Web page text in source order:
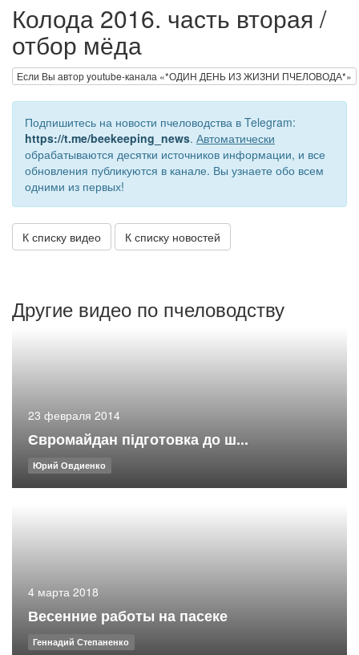
Колода 2016. часть вторая /
отбор мёда
Если Вы автор youtube-канала «*ОДИН ДЕНЬ ИЗ ЖИЗНИ ПЧЕЛОВОДА*»
Подпишитесь на новости пчеловодства в Telegram:
https://t.me/beekeeping_news. Автоматически
обрабатываются десятки источников информации, и все
обновления публикуются в канале. Вы узнаете обо всем
одними из первых!
К списку видео К списку новостей
Другие видео по пчеловодству
23 февраля 2014
Євромайдан підготовка до ш...
Юрий Овдиенко
4 марта 2018
Весенние работы на пасеке
Геннадий Степаненко